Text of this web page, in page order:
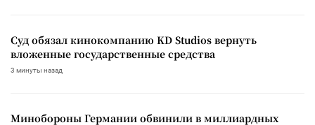
Суд обязал кинокомпанию KD Studios вернуть
вложенные государственные средства
3 минуты назад
Минобороны Германии обвинили в миллиардных